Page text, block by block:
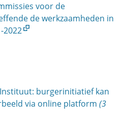
voor de
de werkzaamheden in
2022
burgerinitiatief kan
via online platform (3